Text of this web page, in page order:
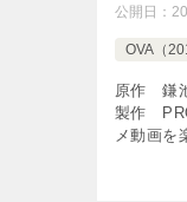
公開日：
OVA（
原作 鎌
製作
メ動画を
まるっ
(1期～3